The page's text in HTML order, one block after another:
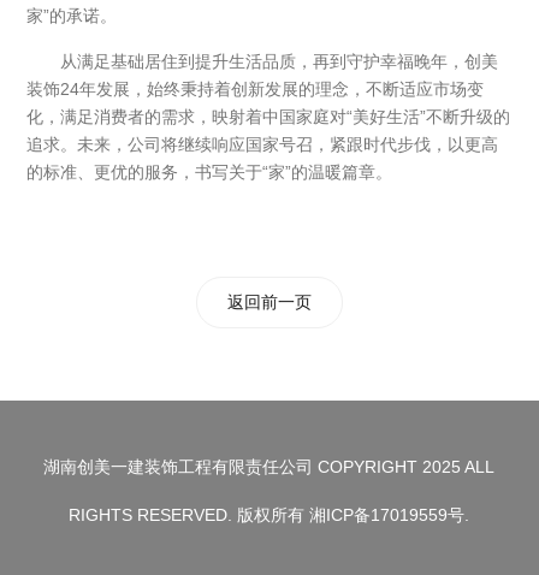
家”的承诺。
从满足基础居住到提升生活品质，再到守护幸福晚年，创美
装饰24年发展，始终秉持着创新发展的理念，不断适应市场变
化，满足消费者的需求，映射着中国家庭对“美好生活”不断升级的
追求。未来，公司将继续响应国家号召，紧跟时代步伐，以更高
的标准、更优的服务，书写关于“家”的温暖篇章。
返回前一页
湖南创美一建装饰工程有限责任公司 COPYRIGHT 2025 ALL
RIGHTS RESERVED. 版权所有 湘ICP备17019559号.